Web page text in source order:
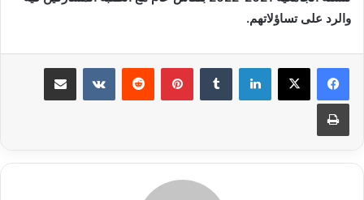
والرد على تساؤلاتهم.
لينكدإن بينتيريست
طباعة